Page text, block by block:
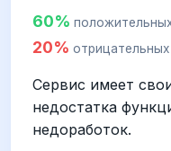
60%
20% отрицательных
Сервис имеет
недостатка
недоработок.